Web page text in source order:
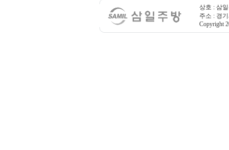
상호 : 삼
주소 : 경
Copyright